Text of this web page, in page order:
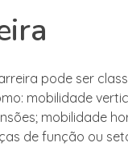
pode ser
mobilidade
mobilidade
de função ou